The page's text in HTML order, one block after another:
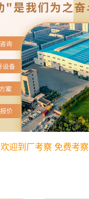
欢迎到厂考察 免费考察